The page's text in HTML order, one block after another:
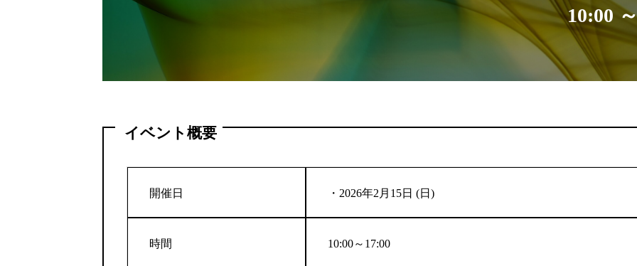
10:00
イベント概要
開催日 ・2026年2月15日 (日)
時間 10:00～17:00